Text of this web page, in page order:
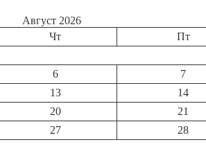
Август 2026
Чт Пт
6 7
13 14
20 21
27 28